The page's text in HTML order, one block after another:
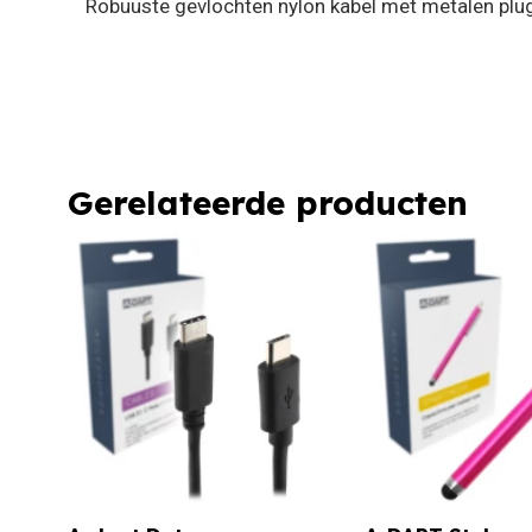
Robuuste gevlochten nylon kabel met metalen
Gerelateerde producten